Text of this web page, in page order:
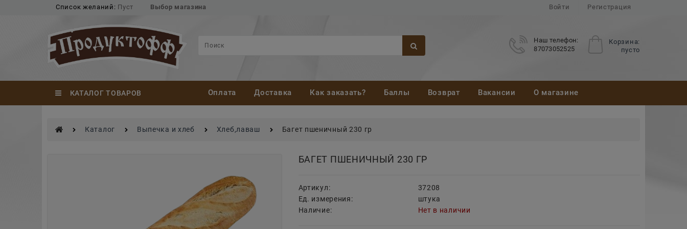
Список желаний: Пуст Выбор магазина Войти Регистрация
Корзина:
пусто
Наш телефон:
87073052525
КАТАЛОГ ТОВАРОВ Оплата Доставка Как заказать? Баллы Возврат Вакансии О магазине
Каталог Выпечка и хлеб Хлеб,лаваш Багет пшеничный 230 гр
БАГЕТ ПШЕНИЧНЫЙ 230 ГР
Артикул:
37208
Ед. измерения:
штука
Наличие:
Нет в наличии